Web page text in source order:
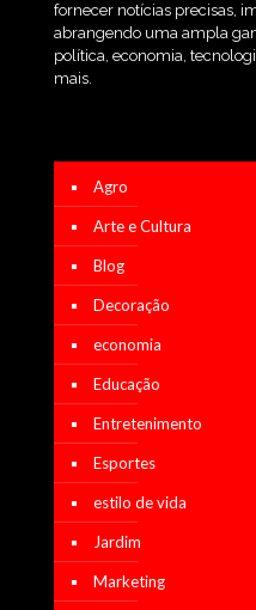
fornecer notícias precisas,
abrangendo uma ampla
política, economia,
mais.
Agro
Arte e Cultura
Blog
Decoração
economia
Educação
Entretenimento
Esportes
estilo de vida
Jardim
Marketing